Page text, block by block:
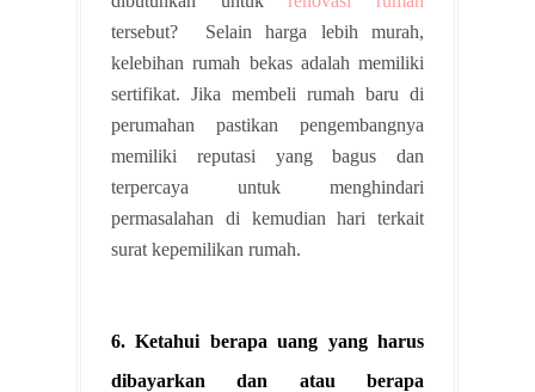
tersebut? Selain harga lebih murah,
kelebihan rumah bekas adalah memiliki
sertifikat. Jika membeli rumah baru di
perumahan pastikan pengembangnya
memiliki reputasi yang bagus dan
terpercaya untuk menghindari
permasalahan di kemudian hari terkait
surat kepemilikan rumah.
6. Ketahui berapa uang yang harus
dibayarkan dan atau berapa